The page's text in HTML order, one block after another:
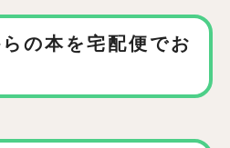
の本を宅配便でお